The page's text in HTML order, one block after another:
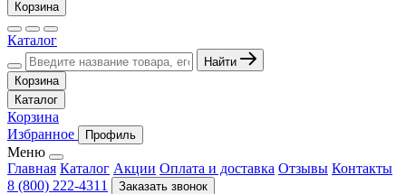
Корзина
Каталог
Найти
Корзина
Каталог
Корзина
Избранное
Профиль
Меню
Главная Каталог Акции Оплата и доставка Отзывы Контакты
8 (800) 222-4311
Заказать звонок